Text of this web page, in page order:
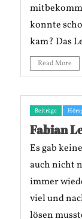
konnte
kam? Das
Read More
Beiträge
Fabian
Es gab
auch nicht
immer
viel und
lösen